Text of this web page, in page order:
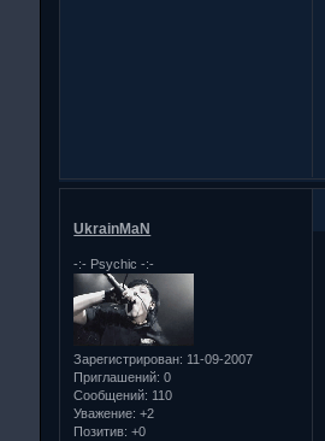
UkrainMaN
-:- Psychiс -:-
Зарегистрирован: 11-09-2007
Приглашений: 0
Сообщений: 110
Уважение: +2
Позитив: +0